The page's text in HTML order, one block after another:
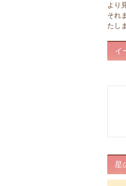
より
それ
たし
イ
星